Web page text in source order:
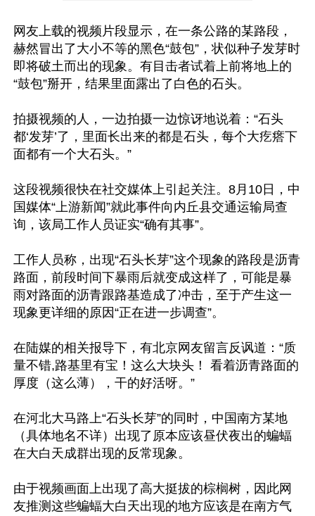
网友上载的视频片段显示，在一条公路的某路段，
赫然冒出了大小不等的黑色“鼓包”，状似种子发芽时
即将破土而出的现象。有目击者试着上前将地上的
“鼓包”掰开，结果里面露出了白色的石头。
拍摄视频的人，一边拍摄一边惊讶地说着：“石头
都‘发芽’了，里面长出来的都是石头，每个大疙瘩下
面都有一个大石头。”
这段视频很快在社交媒体上引起关注。8月10日，中
国媒体“上游新闻”就此事件向内丘县交通运输局查
询，该局工作人员证实“确有其事”。
工作人员称，出现“石头长芽”这个现象的路段是沥青
路面，前段时间下暴雨后就变成这样了，可能是暴
雨对路面的沥青跟路基造成了冲击，至于产生这一
现象更详细的原因“正在进一步调查”。
在陆媒的相关报导下，有北京网友留言反讽道：“质
量不错,路基里有宝！这么大块头！ 看着沥青路面的
厚度（这么薄），干的好活呀。”
在河北大马路上“石头长芽”的同时，中国南方某地
（具体地名不详）出现了原本应该昼伏夜出的蝙蝠
在大白天成群出现的反常现象。
由于视频画面上出现了高大挺拔的棕榈树，因此网
友推测这些蝙蝠大白天出现的地方应该是在南方气